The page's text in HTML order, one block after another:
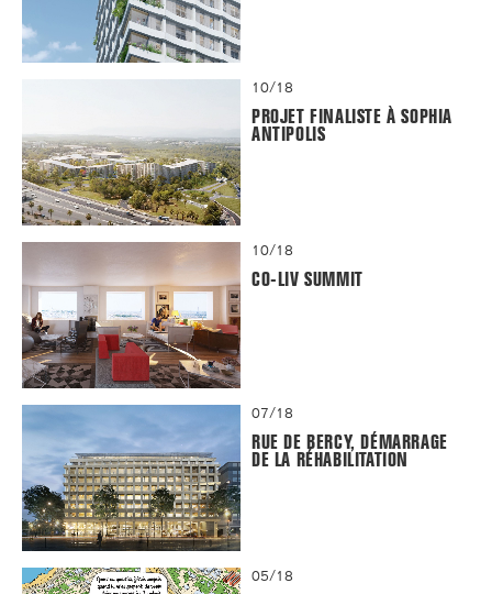
10/18
PROJET FINALISTE À SOPHIA
ANTIPOLIS
10/18
CO-LIV SUMMIT
07/18
RUE DE BERCY, DÉMARRAGE
DE LA RÉHABILITATION
05/18